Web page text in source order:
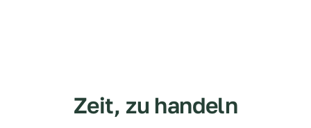
Zeit, zu handeln